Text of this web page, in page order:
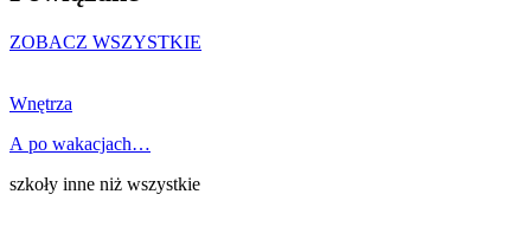
ZOBACZ WSZYSTKIE
Wnętrza
A po wakacjach…
szkoły inne niż wszystkie